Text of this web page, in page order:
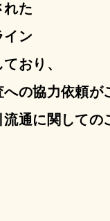
れた
イン
おり、
の協力依頼が
通に関しての